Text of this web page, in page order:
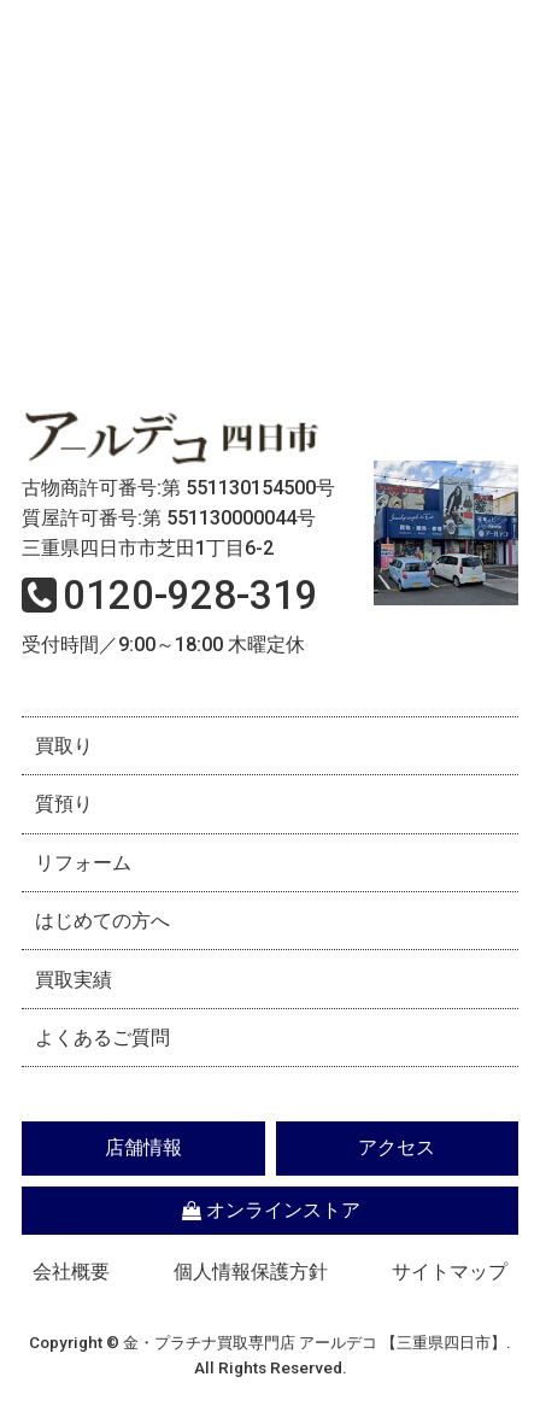
古物商許可番号:第 551130154500号
質屋許可番号:第 551130000044号
三重県四日市市芝田1丁目6-2
0120-928-319
受付時間／9:00～18:00 木曜定休
買取り
質預り
リフォーム
はじめての方へ
買取実績
よくあるご質問
店舗情報 アクセス
オンラインストア
会社概要 個人情報保護方針 サイトマップ
Copyright © 金・プラチナ買取専門店 アールデコ 【三重県四日市】.
All Rights Reserved.